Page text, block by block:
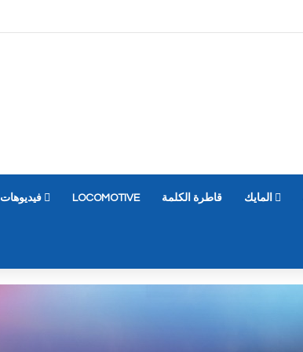
المايك قاطرة الكلمة LOCOMOTIVE فيديوهات